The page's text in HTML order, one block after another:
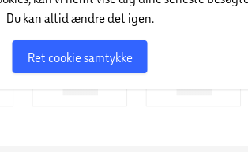
Du kan altid ændre det igen.
Ret cookie samtykke